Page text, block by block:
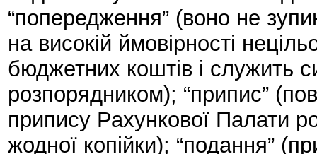
“попередження” (воно не
на високій ймовірності
бюджетних коштів і служить
розпорядником); “припис”
припису Рахункової Палати
жодної копійки); “подання”